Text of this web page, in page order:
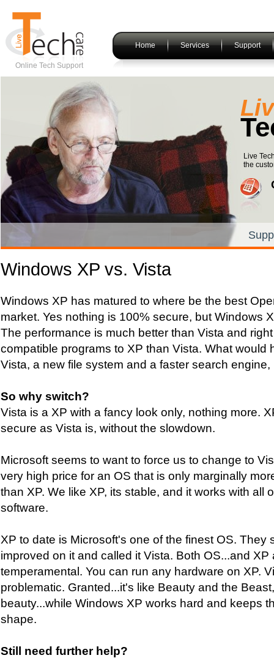
Online Tech Support
Home Services Support
Live
the
Windows XP vs. Vista
Windows XP has matured to where be the best
market. Yes nothing is 100% secure, but Windows
The performance is much better than Vista and
compatible programs to XP than Vista. What would
Vista, a new file system and a faster search
So why switch?
Vista is a XP with a fancy look only, nothing more.
secure as Vista is, without the slowdown.
Microsoft seems to want to force us to change to
very high price for an OS that is only marginally
than XP. We like XP, its stable, and it works with all
software.
XP to date is Microsoft's one of the finest OS. They
improved on it and called it Vista. Both OS...and XP
temperamental. You can run any hardware on XP.
problematic. Granted...it's like Beauty and the
beauty...while Windows XP works hard and keeps
shape.
Still need further help?